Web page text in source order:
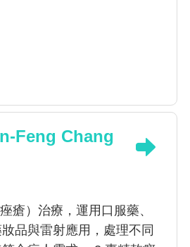
Feng Chang
瘡）治療，運用口服藥、
品與雷射應用，處理不同